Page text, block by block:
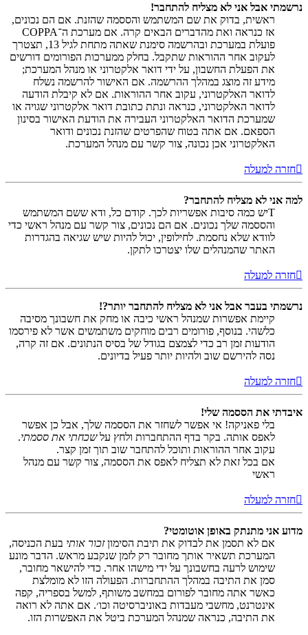
נרשמתי אבל אני לא מצליח להתחבר!
ראשית, בדוק את שם המשתמש והססמה שהזנת. אם הם נכונים,
אז כנראה ואת מהדברים הבאים קרה. אם מערכת ה־COPPA
פועלת במערכת ובהרשמה סימנת שאתה מתחת לגיל 13, תצטרך
לעקוב אחר ההוראות שתקבל. בחלק ממערכות הפורומים דורשים
את הפעלת החשבון, על ידי דואר אלקטרוני או מנהל המערכת;
מידע זה מוצג במהלך ההרשמה. אם האישור להרשמה נשלח
לדואר האלקטרוני, עקוב אחר ההוראות. אם לא קיבלת הודעה
לדואר האלקטרוני, כנראה ונתת כתובת דואר אלקטרוני שגויה או
שמערכת הדואר האלקטרוני העבירה את הודעת האישור בסינון
הספאם. אם אתה בטוח שהפרטים שהזנת נכונים ודואר
האלקטרוני אכן נכונה, צור קשר עם מנהל המערכת.
חזרה למעלה
למה אני לא מצליח להתחבר?
Tיש כמה סיבות אפשריות לכך. קודם כל, ודא ששם המשתמש
והססמה שלך נכונים. אם הם נכונים, צור קשר עם מנהל ראשי כדי
לוודא שלא נחסמת. לחילופין, יכול להיות שיש שגיאה בהגדרות
האתר שהמנהלים שלו יצטרכו לתקן.
חזרה למעלה
נרשמתי בעבר אבל אני לא מצליח להתחבר יותר?!
קיימת אפשרות שמנהל ראשי כיבה או מחק את חשבונך מסיבה
כלשהי. בנוסף, פורומים רבים מוחקים משתמשים אשר לא פירסמו
הודעות זמן רב כדי לצמצם בגודל של בסיס הנתונים. אם זה קרה,
נסה להירשם שוב ולהיות יותר פעיל בדיונים.
חזרה למעלה
איבדתי את הססמה שלי!
בלי פאניקה! אי אפשר לשחזר את הססמה שלך, אבל כן אפשר
לאפס אותה. בקר בדף ההתחברות ולחץ עלשכחתי את ססמתי.
עקוב אחר ההוראות ותוכל להתחבר שוב תוך זמן קצר.
אם בכל זאת לא תצליח לאפס את הססמה, צור קשר עם מנהל
ראשי
חזרה למעלה
מדוע אני מתנתק באופן אוטומטי?
אם לא תסמן את לבדוק את תיבת הסימוןזכור אותי בעת הכניסה,
המערכת תשאיר אותך מחובר רק לזמן שנקבע מראש. הדבר מונע
שימוש לרעה בחשבונך על ידי מישהו אחר. כדי להישאר מחובר,
סמן את התיבה במהלך ההתחברות. הפעולה הזו לא מומלצת
כאשר אתה מחובר לפורום במחשב משותף, למשל בספריה, קפה
אינטרנט, מחשבי מעבדות באוניברסיטה וכו׳. אם אתה לא רואה
את התיבה, כנראה שמנהל המערכת ביטל את האפשרות הזו.